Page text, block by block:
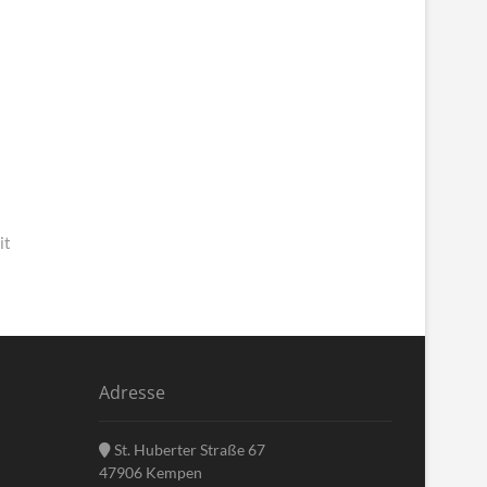
Adresse
St. Huberter Straße 67
47906 Kempen